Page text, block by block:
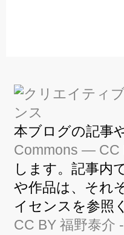
本ブログの記事
Commons — CC
します。記事内
や作品は、それ
イセンスを参照
CC BY 福野泰介